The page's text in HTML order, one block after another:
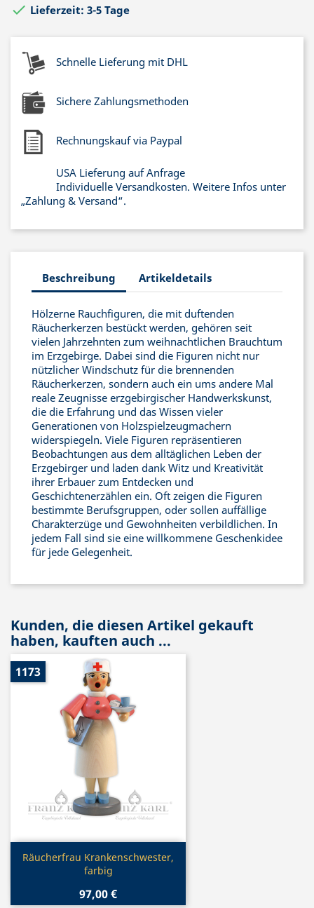
 Lieferzeit: 3-5 Tage
Schnelle Lieferung mit DHL
Sichere Zahlungsmethoden
Rechnungskauf via Paypal
USA Lieferung auf Anfrage
Individuelle Versandkosten. Weitere Infos unter
„Zahlung & Versand“.
Beschreibung Artikeldetails
Hölzerne Rauchfiguren, die mit duftenden
Räucherkerzen bestückt werden, gehören seit
vielen Jahrzehnten zum weihnachtlichen Brauchtum
im Erzgebirge. Dabei sind die Figuren nicht nur
nützlicher Windschutz für die brennenden
Räucherkerzen, sondern auch ein ums andere Mal
reale Zeugnisse erzgebirgischer Handwerkskunst,
die die Erfahrung und das Wissen vieler
Generationen von Holzspielzeugmachern
widerspiegeln. Viele Figuren repräsentieren
Beobachtungen aus dem alltäglichen Leben der
Erzgebirger und laden dank Witz und Kreativität
ihrer Erbauer zum Entdecken und
Geschichtenerzählen ein. Oft zeigen die Figuren
bestimmte Berufsgruppen, oder sollen auffällige
Charakterzüge und Gewohnheiten verbildlichen. In
jedem Fall sind sie eine willkommene Geschenkidee
für jede Gelegenheit.
Kunden, die diesen Artikel gekauft
haben, kauften auch ...
Vorschau
Räucherfrau Krankenschwester,
farbig
97,00 €
1173